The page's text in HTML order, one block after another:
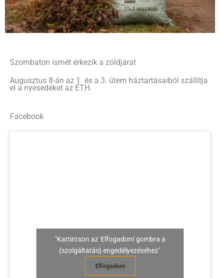
Szombaton ismét érkezik a zöldjárat
Augusztus 8-án az 1. és a 3. ütem háztartásaiból szállítja
el a nyesedéket az ÉTH.
Facebook
"Kattintson az 'Elfogadom' gombra a
{szolgáltatás} engedélyezéséhez"
Elfogadom